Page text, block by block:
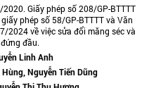
Giấy phép số 208/GP-BTTTT
phép số 58/GP-BTTTT và Văn
2024 về việc sửa đổi măng séc và
đầu.
Linh Anh
Hùng, Nguyễn Tiến Dũng